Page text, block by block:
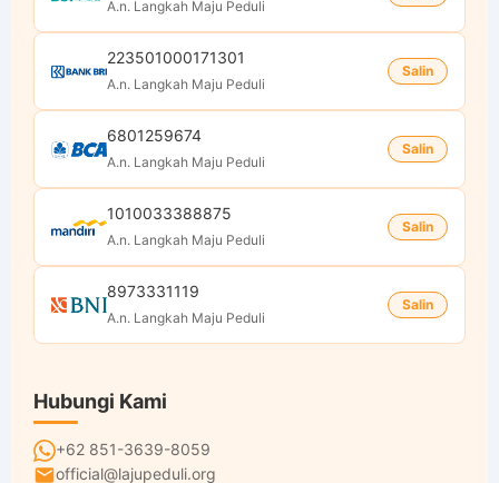
A.n. Langkah Maju Peduli
223501000171301
A.n. Langkah Maju Peduli
Salin
6801259674
A.n. Langkah Maju Peduli
Salin
1010033388875
A.n. Langkah Maju Peduli
Salin
8973331119
A.n. Langkah Maju Peduli
Salin
Hubungi Kami
+62 851-3639-8059
official@lajupeduli.org